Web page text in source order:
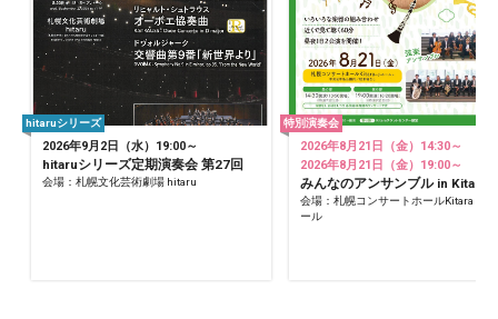
2026年9月2日（水）19:00～
hitaruシリーズ定期演奏会 第27回
会場：札幌文化芸術劇場 hitaru
hitaruシリーズ
2026年8月21日（金）14:30～
2026年8月21日（金）19:00～
みんなのアンサンブル in Kitara
会場：札幌コンサートホールKitara 小
ール
特別演奏会